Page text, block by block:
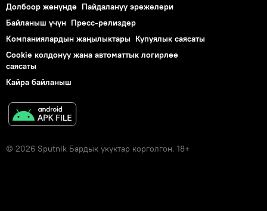
Долбоор жөнүндө Пайдалануу эрежелери
Байланыш үчүн Пресс-релиздер
Компаниялардын жаңылыктары Купуялык саясаты
Cookie колдонуу жана автоматтык логирлөө
саясаты
Кайра байланыш
© 2026 Sputnik Бардык укуктар корголгон. 18+